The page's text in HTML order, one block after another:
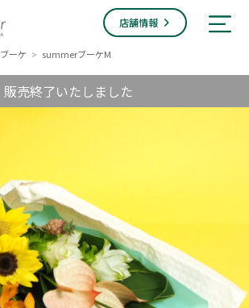
店舗情報
ブーケ > summerブーケM
販売終了いたしました